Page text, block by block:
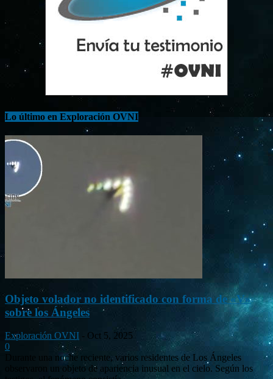
Lo último en Exploración OVNI
Objeto volador no identificado con forma de «V»
sobre los Ángeles
Exploración OVNI - Oct 5, 2025
0
Durante una noche reciente, varios residentes de Los Ángeles
observaron un objeto de apariencia inusual en el cielo. Según los